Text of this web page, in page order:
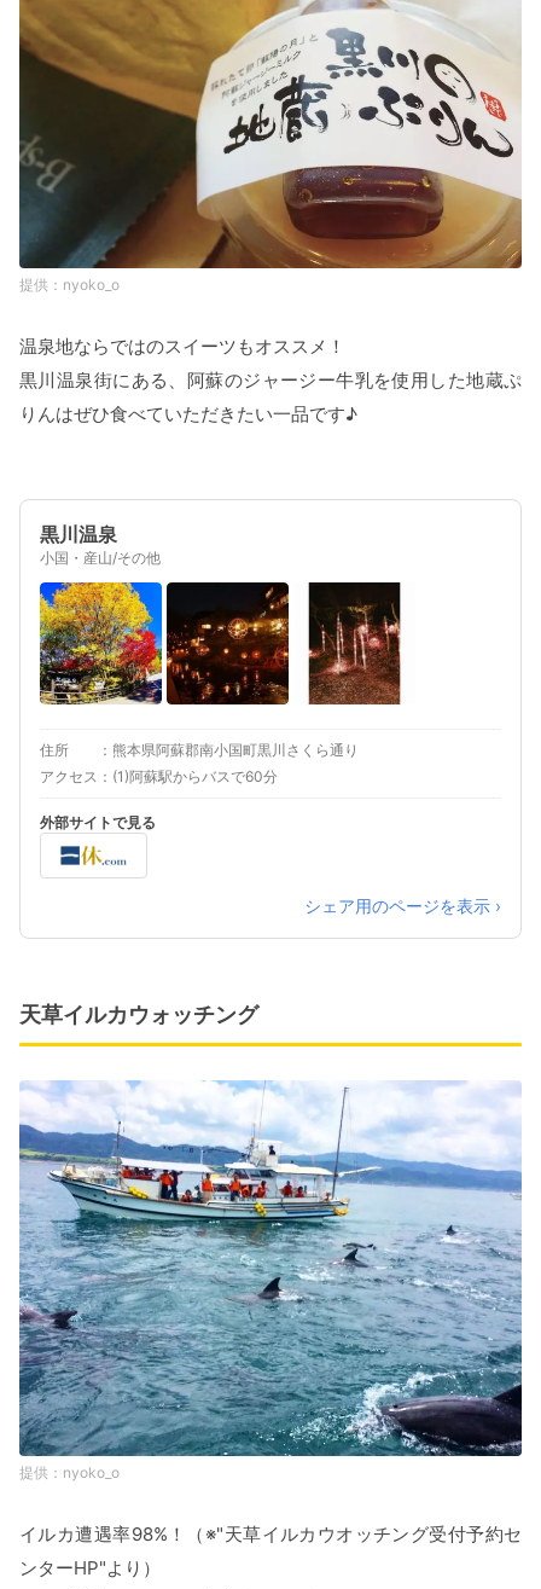
nyoko_o
温泉地ならではのスイーツもオススメ！
黒川温泉街にある、阿蘇のジャージー牛乳を使用した地蔵ぷ
りんはぜひ食べていただきたい一品です♪
黒川温泉
小国・産山/その他
住所
熊本県阿蘇郡南小国町黒川さくら通り
アクセス
(1)阿蘇駅からバスで60分
外部サイトで見る
シェア用のページを表示 ›
天草イルカウォッチング
nyoko_o
イルカ遭遇率98%！（※"天草イルカウオッチング受付予約セ
ンターHP"より）